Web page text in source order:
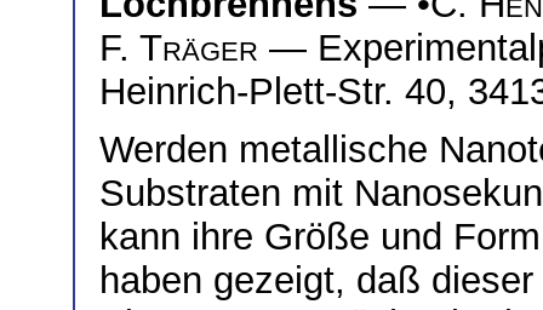
F. Träger —
Heinrich-Plett-Str. 40,
Werden metallische
Substraten mit
kann ihre Größe und
haben gezeigt, daß